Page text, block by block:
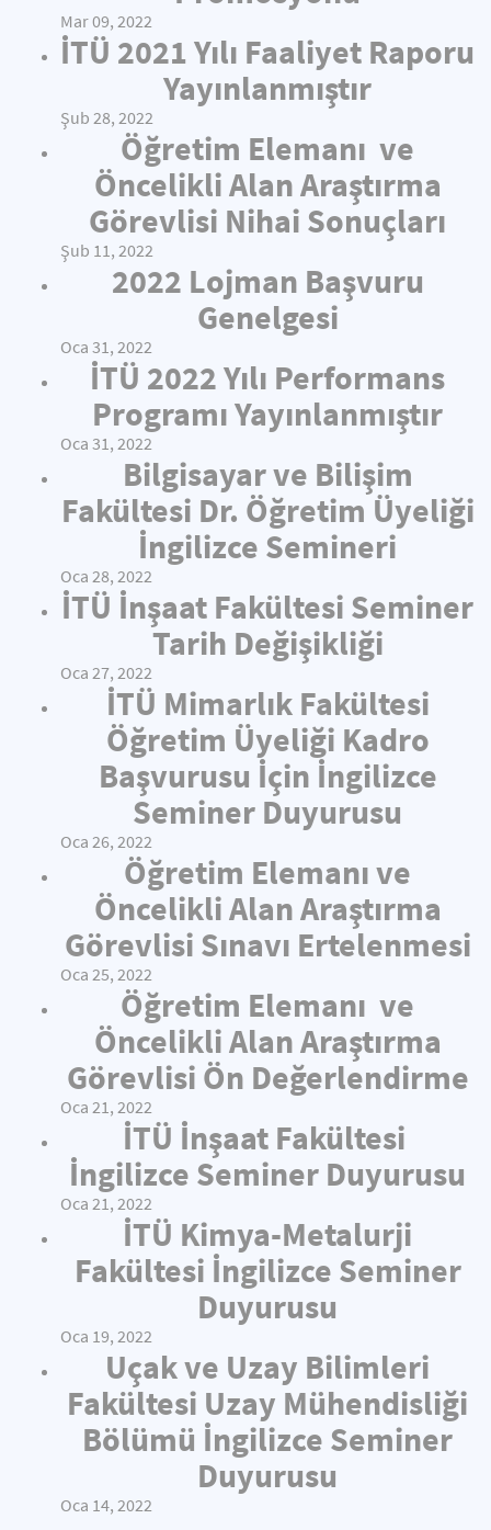
Mar 09, 2022
İTÜ 2021 Yılı Faaliyet Raporu
Yayınlanmıştır
Şub 28, 2022
Öğretim Elemanı ve
Öncelikli Alan Araştırma
Görevlisi Nihai Sonuçları
Şub 11, 2022
2022 Lojman Başvuru
Genelgesi
Oca 31, 2022
İTÜ 2022 Yılı Performans
Programı Yayınlanmıştır
Oca 31, 2022
Bilgisayar ve Bilişim
Fakültesi Dr. Öğretim Üyeliği
İngilizce Semineri
Oca 28, 2022
İTÜ İnşaat Fakültesi Seminer
Tarih Değişikliği
Oca 27, 2022
İTÜ Mimarlık Fakültesi
Öğretim Üyeliği Kadro
Başvurusu İçin İngilizce
Seminer Duyurusu
Oca 26, 2022
Öğretim Elemanı ve
Öncelikli Alan Araştırma
Görevlisi Sınavı Ertelenmesi
Oca 25, 2022
Öğretim Elemanı ve
Öncelikli Alan Araştırma
Görevlisi Ön Değerlendirme
Oca 21, 2022
İTÜ İnşaat Fakültesi
İngilizce Seminer Duyurusu
Oca 21, 2022
İTÜ Kimya-Metalurji
Fakültesi İngilizce Seminer
Duyurusu
Oca 19, 2022
Uçak ve Uzay Bilimleri
Fakültesi Uzay Mühendisliği
Bölümü İngilizce Seminer
Duyurusu
Oca 14, 2022